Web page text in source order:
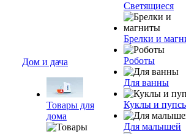
Дом и дача
Товары для
дома
Светящиеся
Брелки и
Роботы
Для ванны
Куклы и
Для малышей